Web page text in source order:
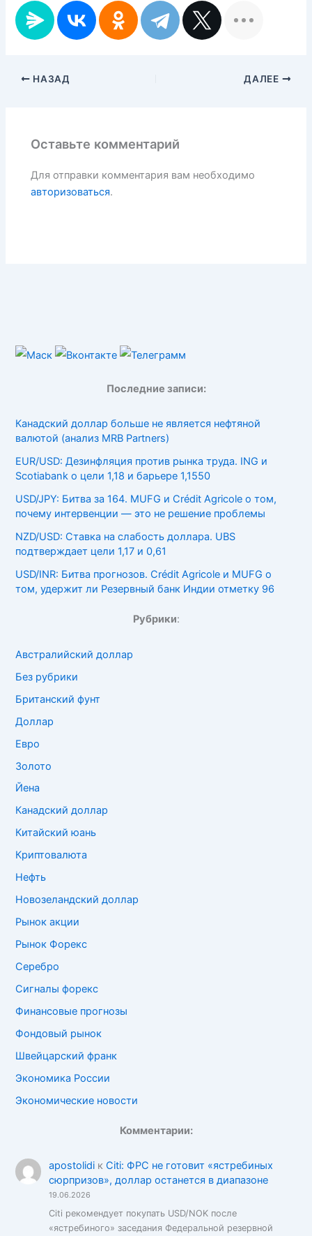
НАЗАД ДАЛЕЕ
Оставьте комментарий
Для отправки комментария вам необходимо
авторизоваться.
Последние записи:
Канадский доллар больше не является нефтяной
валютой (анализ MRB Partners)
EUR/USD: Дезинфляция против рынка труда. ING и
Scotiabank о цели 1,18 и барьере 1,1550
USD/JPY: Битва за 164. MUFG и Crédit Agricole о том,
почему интервенции — это не решение проблемы
NZD/USD: Ставка на слабость доллара. UBS
подтверждает цели 1,17 и 0,61
USD/INR: Битва прогнозов. Crédit Agricole и MUFG о
том, удержит ли Резервный банк Индии отметку 96
Рубрики:
Австралийский доллар
Без рубрики
Британский фунт
Доллар
Евро
Золото
Йена
Канадский доллар
Китайский юань
Криптовалюта
Нефть
Новозеландский доллар
Рынок акции
Рынок Форекс
Серебро
Сигналы форекс
Финансовые прогнозы
Фондовый рынок
Швейцарский франк
Экономика России
Экономические новости
Комментарии:
apostolidiк Citi: ФРС не готовит «ястребиных
сюрпризов», доллар останется в диапазоне
19.06.2026
Citi рекомендует покупать USD/NOK после
«ястребиного» заседания Федеральной резервной